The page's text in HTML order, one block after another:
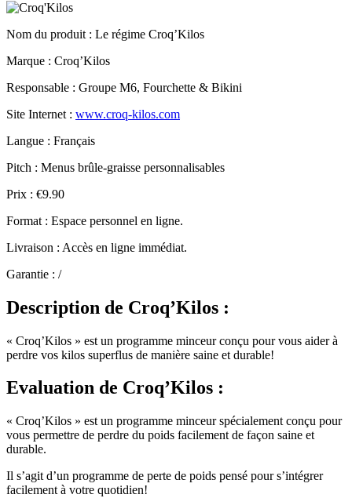
Nom du produit : Le régime Croq’Kilos
Marque : Croq’Kilos
Responsable : Groupe M6, Fourchette & Bikini
Site Internet : www.croq-kilos.com
Langue : Français
Pitch : Menus brûle-graisse personnalisables
Prix : €9.90
Format : Espace personnel en ligne.
Livraison : Accès en ligne immédiat.
Garantie : /
Description de Croq’Kilos :
« Croq’Kilos » est un programme minceur conçu pour vous aider à
perdre vos kilos superflus de manière saine et durable!
Evaluation de Croq’Kilos :
« Croq’Kilos » est un programme minceur spécialement conçu pour
vous permettre de perdre du poids facilement de façon saine et
durable.
Il s’agit d’un programme de perte de poids pensé pour s’intégrer
facilement à votre quotidien!